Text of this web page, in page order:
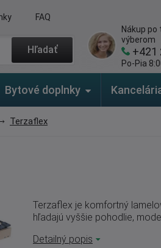
FAQ
Hľadať
Nákup
výberom
+421
Po-Pia
Bytové doplnky
Terzaflex
Terzaflex je komfortný
hľadajú vyššie pohodlie,
Detailný popis